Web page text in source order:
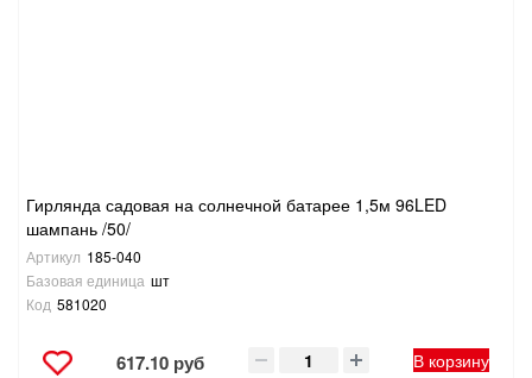
Гирлянда садовая на солнечной батарее 1,5м 96LED
шампань /50/
Артикул 185-040
Базовая единица шт
Код 581020
617.10 руб В корзину